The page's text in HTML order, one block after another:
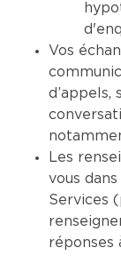
Vos
d’appels,
Les
vous
Services
réponses